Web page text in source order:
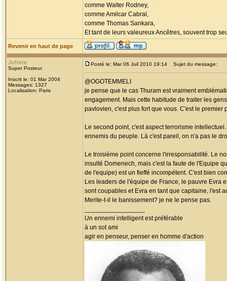
comme Walter Rodney,
comme Amilcar Cabral,
comme Thomas Sankara,
Et tant de leurs valeureux Ancêtres, souvent trop
Revenir en haut de page
Jofrere
Super Posteur
Inscrit le: 01 Mar 2004
Messages: 1327
Localisation: Paris
Posté le: Mar 06 Juil 2010 19:14 Sujet du message:
@OGOTEMMELI
je pense que le cas Thuram est vraiment
engagement. Mais cette habitude de traiter les
pavlovien, c'est plus fort que vous. C'est le premier
Le second point, c'est aspect terrorisme
ennemis du peuple. Là c'est pareil, on n'a pas le
Le troisième point concerne l'irresponsabilité. Le
insulté Domenech, mais c'est la faute de l'Equipe
de l'equipe) est un fieffé incompétent. C'est bien
Les leaders de l'équipe de France, le pauvre Evra
sont coupables et Evra en tant que capitaine, l'est
Merite-t-il le banissement? je ne le pense pas.
Un ennemi intelligent est préférable
à un sot ami
agir en penseur, penser en homme d'action